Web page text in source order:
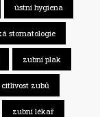
ústní hygiena
stomatologie
zubní plak
citlivost zubů
zubní lékař